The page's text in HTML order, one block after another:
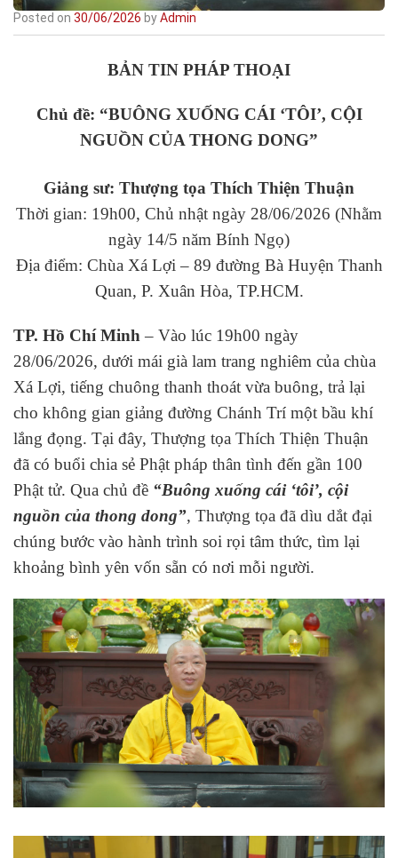
Posted on 30/06/2026 byAdmin
BẢN TIN PHÁP THOẠI
Chủ đề: “BUÔNG XUỐNG CÁI ‘TÔI’, CỘI
NGUỒN CỦA THONG DONG”
Giảng sư: Thượng tọa Thích Thiện Thuận
Thời gian: 19h00, Chủ nhật ngày 28/06/2026 (Nhằm
ngày 14/5 năm Bính Ngọ)
Địa điểm: Chùa Xá Lợi – 89 đường Bà Huyện Thanh
Quan, P. Xuân Hòa, TP.HCM.
TP. Hồ Chí Minh – Vào lúc 19h00 ngày
28/06/2026, dưới mái già lam trang nghiêm của chùa
Xá Lợi, tiếng chuông thanh thoát vừa buông, trả lại
cho không gian giảng đường Chánh Trí một bầu khí
lắng đọng. Tại đây, Thượng tọa Thích Thiện Thuận
đã có buổi chia sẻ Phật pháp thân tình đến gần 100
Phật tử. Qua chủ đề “Buông xuống cái ‘tôi’, cội
nguồn của thong dong”, Thượng tọa đã dìu dắt đại
chúng bước vào hành trình soi rọi tâm thức, tìm lại
khoảng bình yên vốn sẵn có nơi mỗi người.